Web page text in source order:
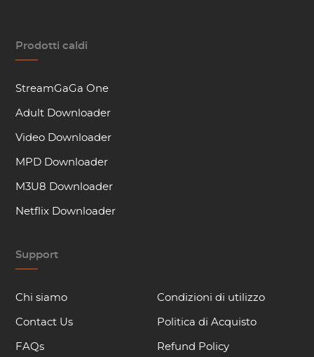
Prodotti caldi
StreamGaGa One
Adult Downloader
Video Downloader
MPD Downloader
M3U8 Downloader
Netflix Downloader
Support
Chi siamo
Contact Us
FAQs
Condizioni di utilizzo
Politica di Acquisto
Refund Policy